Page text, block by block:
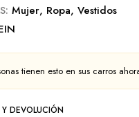
Mujer, Ropa, Vestidos
tienen esto en sus carros
DEVOLUCIÓN